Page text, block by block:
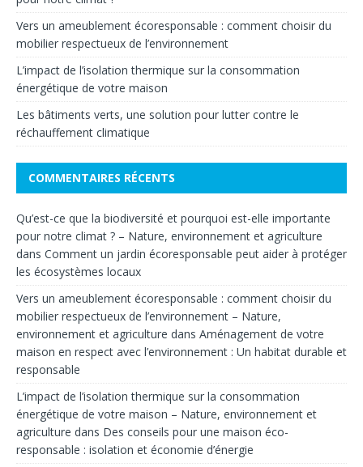
Vers un ameublement écoresponsable : comment choisir du
mobilier respectueux de l’environnement
L’impact de l’isolation thermique sur la consommation
énergétique de votre maison
Les bâtiments verts, une solution pour lutter contre le
réchauffement climatique
COMMENTAIRES RÉCENTS
Qu’est-ce que la biodiversité et pourquoi est-elle importante
pour notre climat ? – Nature, environnement et agriculture
dans Comment un jardin écoresponsable peut aider à protéger
les écosystèmes locaux
Vers un ameublement écoresponsable : comment choisir du
mobilier respectueux de l’environnement – Nature,
environnement et agriculture dans Aménagement de votre
maison en respect avec l’environnement : Un habitat durable et
responsable
L’impact de l’isolation thermique sur la consommation
énergétique de votre maison – Nature, environnement et
agriculture dans Des conseils pour une maison éco-
responsable : isolation et économie d’énergie